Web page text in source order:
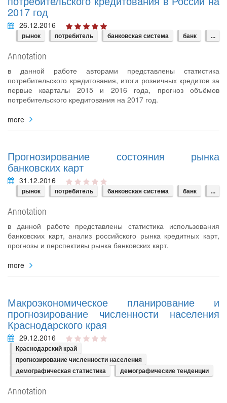
2017 год
26.12.2016
рынок потребитель банковская система банк ...
Annotation
в данной работе авторами представлены статистика
потребительского кредитования, итоги розничных кредитов за
первые кварталы 2015 и 2016 года, прогноз объёмов
потребительского кредитования на 2017 год.
more
Прогнозирование состояния рынка
банковских карт
31.12.2016
рынок потребитель банковская система банк ...
Annotation
в данной работе представлены статистика использования
банковских карт, анализ российского рынка кредитных карт,
прогнозы и перспективы рынка банковских карт.
more
Макроэкономическое планирование и
прогнозирование численности населения
Краснодарского края
29.12.2016
Краснодарский край
прогнозирование численности населения
демографическая статистика
демографические тенденции
Annotation